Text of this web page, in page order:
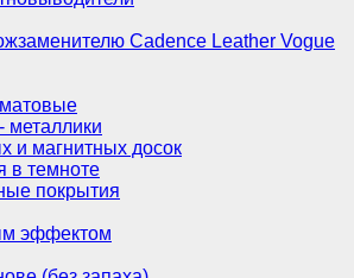
Cadence Leather Vogue
матовые
металлики
и магнитных досок
в темноте
покрытия
эффектом